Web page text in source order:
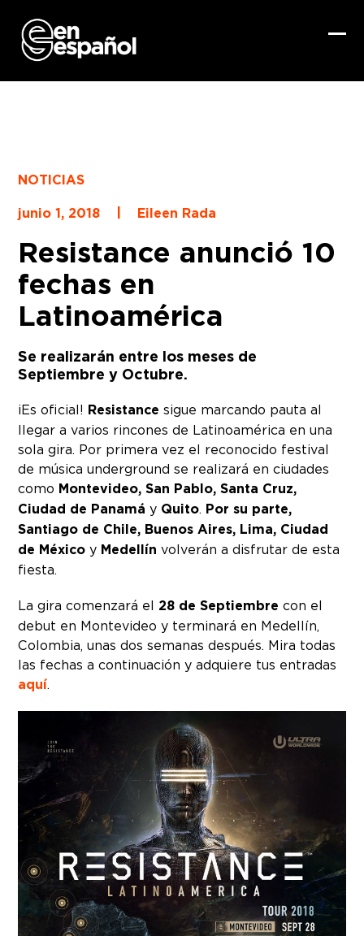
content
NOTICIAS
junio 1, 2018
| Eileen Rada
Resistance anunció 10
fechas en
Latinoamérica
Se realizarán entre los meses de
Septiembre y Octubre.
¡Es oficial! Resistance sigue marcando pauta al
llegar a varios rincones de Latinoamérica en una
sola gira. Por primera vez el reconocido festival
de música underground se realizará en ciudades
como Montevideo, San Pablo, Santa Cruz,
Ciudad de Panamáy Quito. Por su parte,
Santiago de Chile, Buenos Aires, Lima, Ciudad
de Méxicoy Medellín volverán a disfrutar de esta
fiesta.
La gira comenzará el 28 de Septiembre con el
debut en Montevideo y terminará en Medellín,
Colombia, unas dos semanas después. Mira todas
las fechas a continuación y adquiere tus entradas
aquí.